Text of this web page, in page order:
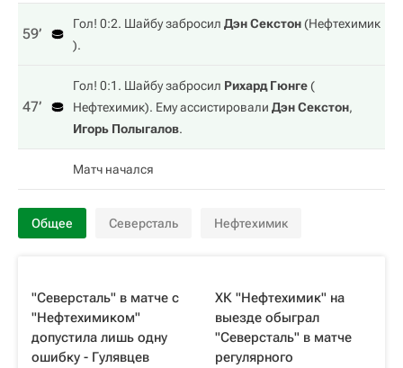
59‎’‎
Гол! 0:2. Шайбу забросил Дэн Секстон(Нефтехимик
).
47‎’‎
Гол! 0:1. Шайбу забросил Рихард Гюнге(
Нефтехимик). Ему ассистировали Дэн Секстон,
Игорь Полыгалов.
Матч начался
Общее Северсталь Нефтехимик
"Северсталь" в матче с
"Нефтехимиком"
допустила лишь одну
ошибку - Гулявцев
ХК "Нефтехимик" на
выезде обыграл
"Северсталь" в матче
регулярного